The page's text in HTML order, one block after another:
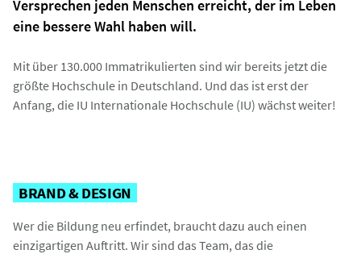
Versprechen jeden Menschen erreicht, der im Leben
eine bessere Wahl haben will.
Mit über 130.000 Immatrikulierten sind wir bereits jetzt die
größte Hochschule in Deutschland. Und das ist erst der
Anfang, die IU Internationale Hochschule (IU) wächst weiter!
BRAND & DESIGN
Wer die Bildung neu erfindet, braucht dazu auch einen
einzigartigen Auftritt. Wir sind das Team, das die